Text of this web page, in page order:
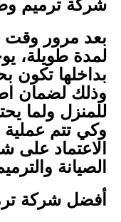
شركة ترميم
بعد مرور وقت
لمدة طويلة،
بداخلها تكون
وذلك لضمان
للمنزل ولما
وكي تتم عملية
الاعتماد
الصيانة
أفضل شركة